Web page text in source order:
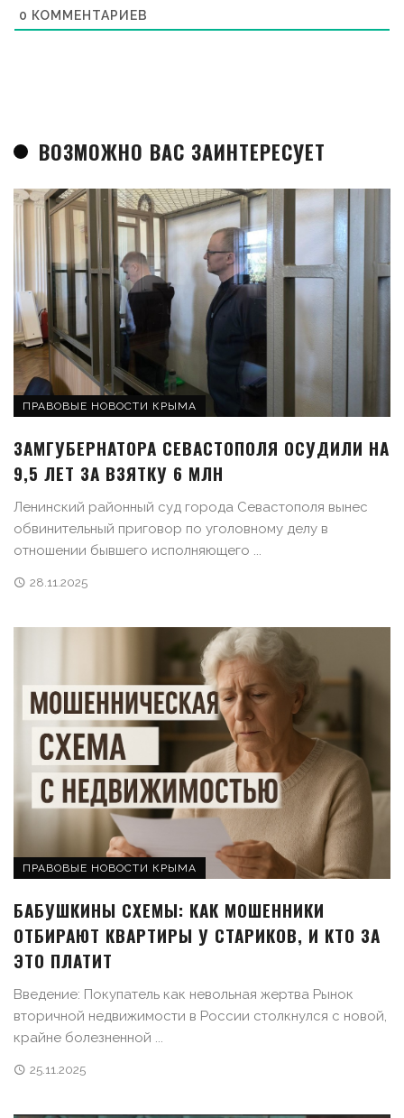
0 КОММЕНТАРИЕВ
ВОЗМОЖНО ВАС ЗАИНТЕРЕСУЕТ
ПРАВОВЫЕ НОВОСТИ КРЫМА
ЗАМГУБЕРНАТОРА СЕВАСТОПОЛЯ ОСУДИЛИ НА
9,5 ЛЕТ ЗА ВЗЯТКУ 6 МЛН
Ленинский районный суд города Севастополя вынес
обвинительный приговор по уголовному делу в
отношении бывшего исполняющего ...
28.11.2025
ПРАВОВЫЕ НОВОСТИ КРЫМА
БАБУШКИНЫ СХЕМЫ: КАК МОШЕННИКИ
ОТБИРАЮТ КВАРТИРЫ У СТАРИКОВ, И КТО ЗА
ЭТО ПЛАТИТ
Введение: Покупатель как невольная жертва Рынок
вторичной недвижимости в России столкнулся с новой,
крайне болезненной ...
25.11.2025